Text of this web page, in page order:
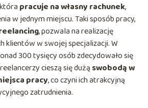
pracuje na własny rachunek,
w jednym miejscu. Taki sposób pracy,
, pozwala na realizację
klientów w swojej specjalizacji. W
300 tysięcy osób zdecydowało się
cieszą się dużą swobodą w
pracy, co czyni ich atrakcyjną
zatrudnienia.